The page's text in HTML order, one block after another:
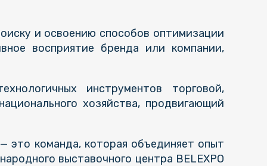
и освоению способов оптимизации
восприятие бренда или компании,
инструментов торговой,
хозяйства, продвигающий
это команда, которая объединяет опыт
выставочного центра BELEXPO